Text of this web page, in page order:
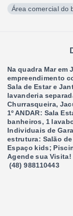
Área comercial do
Na quadra Mar em
empreendimento
Sala de Estar e
lavanderia
Churrasqueira,
1º ANDAR: Sala
banheiros, 1
Individuais de
estrutura: Salão
Espaço kids;
Agende sua Visita!
(48) 988110443